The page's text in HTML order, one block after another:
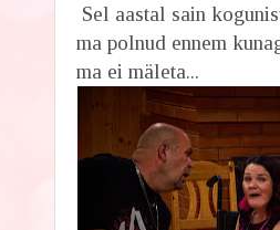
Sel aastal sain
ma polnud ennem
ma ei mäleta...